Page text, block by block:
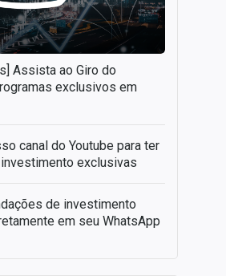
Assista ao Giro do
exclusivos em
canal do Youtube para ter
exclusivas
de investimento
em seu WhatsApp